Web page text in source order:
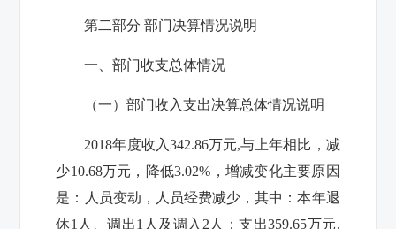
第二部分 部门决算情况说明
一、部门收支总体情况
（一）部门收入支出决算总体情况说明
2018年度收入342.86万元,与上年相比，减
少10.68万元，降低3.02% ，增减变化主要原因
是：人员变动，人员经费减少，其中：本年退
休1 人、调出1 人及调入 2 人；支出359.65万元,